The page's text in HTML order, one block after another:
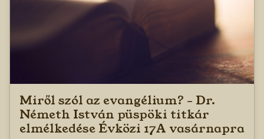
Miről szól az evangélium? – Dr.
Németh István püspöki titkár
elmélkedése Évközi 17A vasárnapra